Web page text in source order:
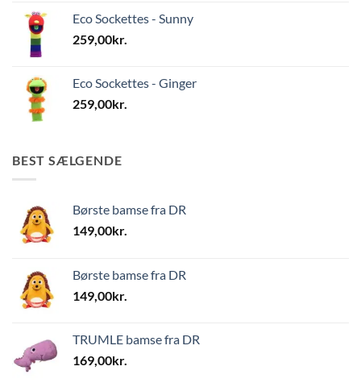
Eco Sockettes - Sunny
259,00kr.
Eco Sockettes - Ginger
259,00kr.
BEST SÆLGENDE
Børste bamse fra DR
149,00kr.
Børste bamse fra DR
149,00kr.
TRUMLE bamse fra DR
169,00kr.